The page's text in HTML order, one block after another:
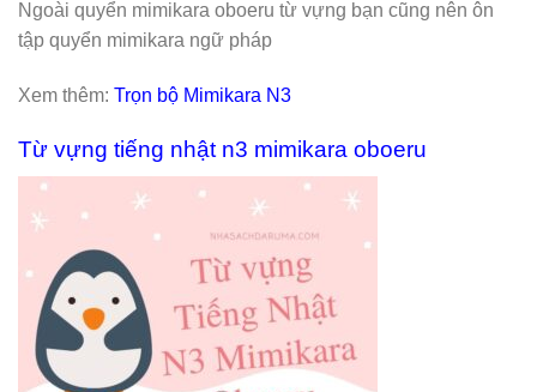
Ngoài quyển mimikara oboeru từ vựng bạn cũng nên ôn
tập quyển mimikara ngữ pháp
Xem thêm: Trọn bộ Mimikara N3
Từ vựng tiếng nhật n3 mimikara oboeru